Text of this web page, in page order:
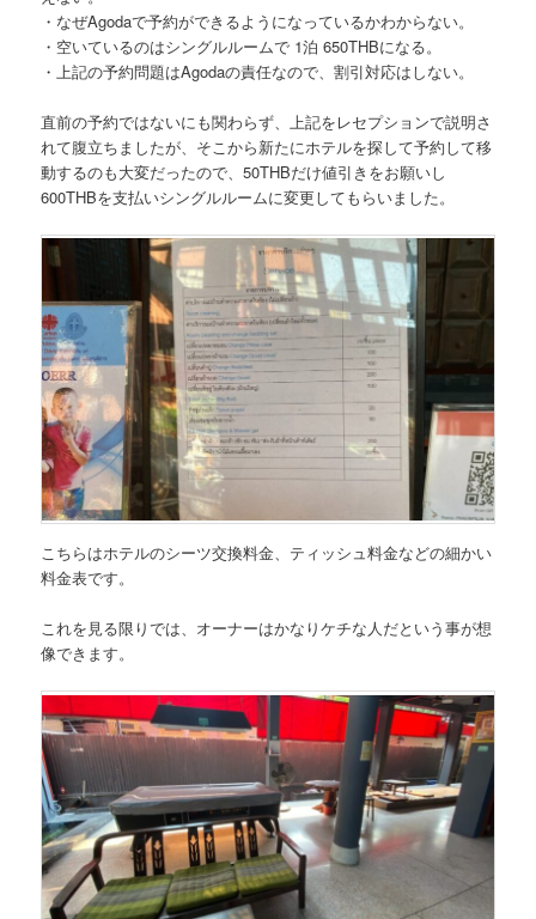
・なぜAgodaで予約ができるようになっているかわからない。
・空いているのはシングルルームで 1泊 650THBになる。
・上記の予約問題はAgodaの責任なので、割引対応はしない。
直前の予約ではないにも関わらず、上記をレセプションで説明さ
れて腹立ちましたが、そこから新たにホテルを探して予約して移
動するのも大変だったので、50THBだけ値引きをお願いし
600THBを支払いシングルルームに変更してもらいました。
こちらはホテルのシーツ交換料金、ティッシュ料金などの細かい
料金表です。
これを見る限りでは、オーナーはかなりケチな人だという事が想
像できます。